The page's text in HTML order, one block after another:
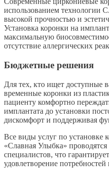
использованием технологии
высокой прочностью и
Установка коронки на
максимальную
отсутствие аллергических
Бюджетные решения
Для тех, кто ищет доступные
временные коронки из
пациенту комфортно
имплантата до установки
дискомфорт и поддерживая
Все виды услуг по установке
«Славная Улыбка»
специалистов, что
удовлетворение